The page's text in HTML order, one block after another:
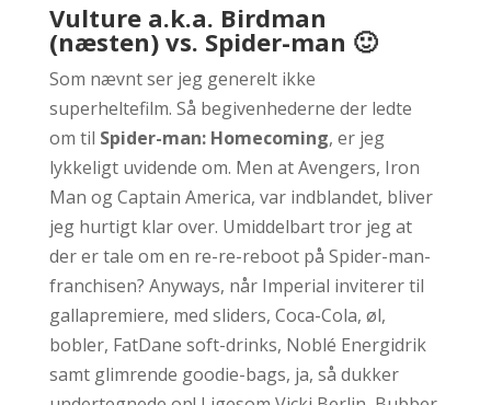
Vulture a.k.a. Birdman
(næsten) vs. Spider-man 🙂
Som nævnt ser jeg generelt ikke
superheltefilm. Så begivenhederne der ledte
om til Spider-man: Homecoming, er jeg
lykkeligt uvidende om. Men at Avengers, Iron
Man og Captain America, var indblandet, bliver
jeg hurtigt klar over. Umiddelbart tror jeg at
der er tale om en re-re-reboot på Spider-man-
franchisen? Anyways, når Imperial inviterer til
gallapremiere, med sliders, Coca-Cola, øl,
bobler, FatDane soft-drinks, Noblé Energidrik
samt glimrende goodie-bags, ja, så dukker